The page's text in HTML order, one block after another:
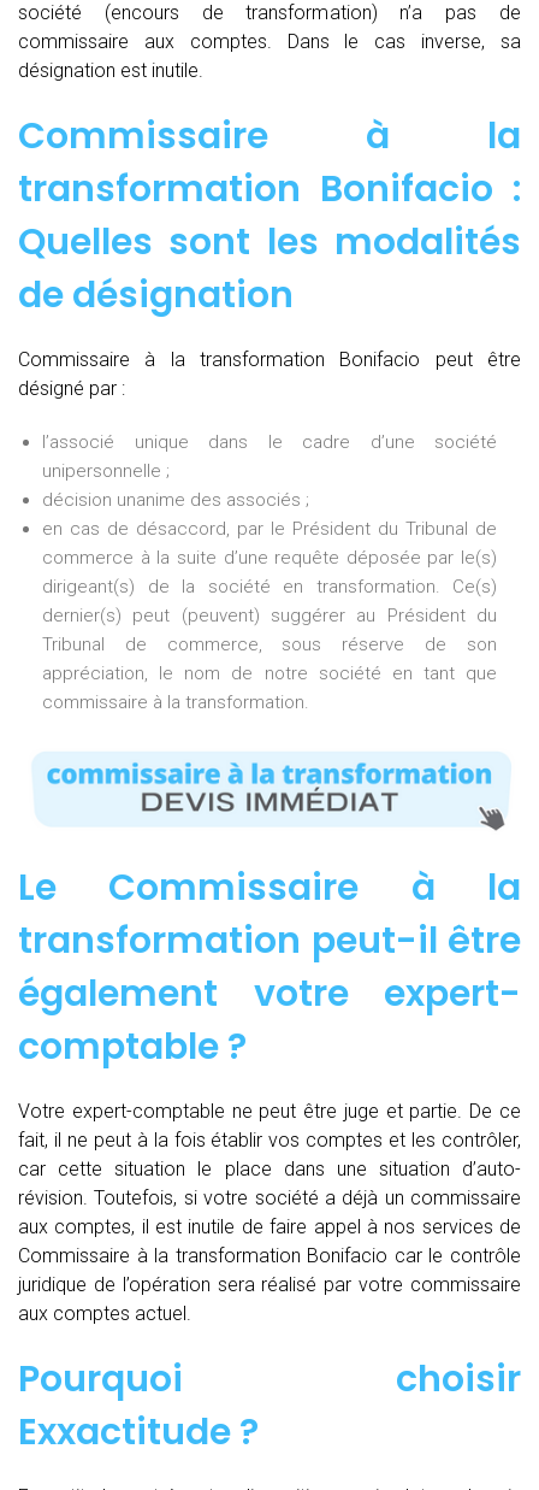
société (encours de transformation) n’a pas de
commissaire aux comptes. Dans le cas inverse, sa
désignation est inutile.
Commissaire à la
transformation Bonifacio :
Quelles sont les modalités
de désignation
Commissaire à la transformation Bonifacio peut être
désigné par :
l’associé unique dans le cadre d’une société
unipersonnelle ;
décision unanime des associés ;
en cas de désaccord, par le Président du Tribunal de
commerce à la suite d’une requête déposée par le(s)
dirigeant(s) de la société en transformation. Ce(s)
dernier(s) peut (peuvent) suggérer au Président du
Tribunal de commerce, sous réserve de son
appréciation, le nom de notre société en tant que
commissaire à la transformation.
Le Commissaire à la
transformation peut-il être
également votre expert-
comptable ?
Votre expert-comptable ne peut être juge et partie. De ce
fait, il ne peut à la fois établir vos comptes et les contrôler,
car cette situation le place dans une situation d’auto-
révision. Toutefois, si votre société a déjà un commissaire
aux comptes, il est inutile de faire appel à nos services de
Commissaire à la transformation Bonifacio car le contrôle
juridique de l’opération sera réalisé par votre commissaire
aux comptes actuel.
Pourquoi choisir
Exxactitude ?